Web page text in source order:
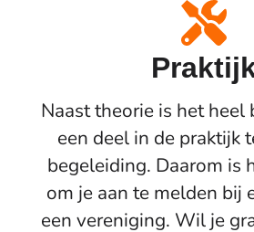
Naast theorie is het heel
een deel in de praktijk
begeleiding. Daarom is
om je aan te melden bij
een vereniging. Wil je